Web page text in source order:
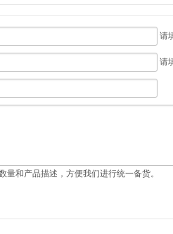
请
请
量和产品描述，方便我们进行统一备货。